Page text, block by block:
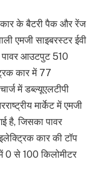
के बैटरी पैक और रेंज
एमजी साइबरस्टर ईवी
पावर आउटपुट 510
कार में 77
में डब्ल्यूएलटीपी
मार्केट में एमजी
है, जिसका पावर
कार की टॉप
0 से 100 किलोमीटर